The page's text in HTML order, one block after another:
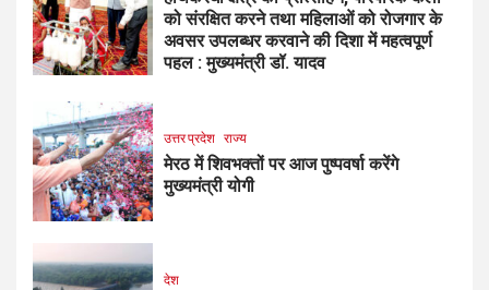
को संरक्षित करने तथा महिलाओं को रोजगार के
अवसर उपलब्धर करवाने की दिशा में महत्वपूर्ण
पहल : मुख्यमंत्री डॉ. यादव
उत्तर प्रदेश राज्य
मेरठ में शिवभक्तों पर आज पुष्पवर्षा करेंगे
मुख्यमंत्री योगी
देश